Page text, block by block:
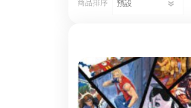
商品排序